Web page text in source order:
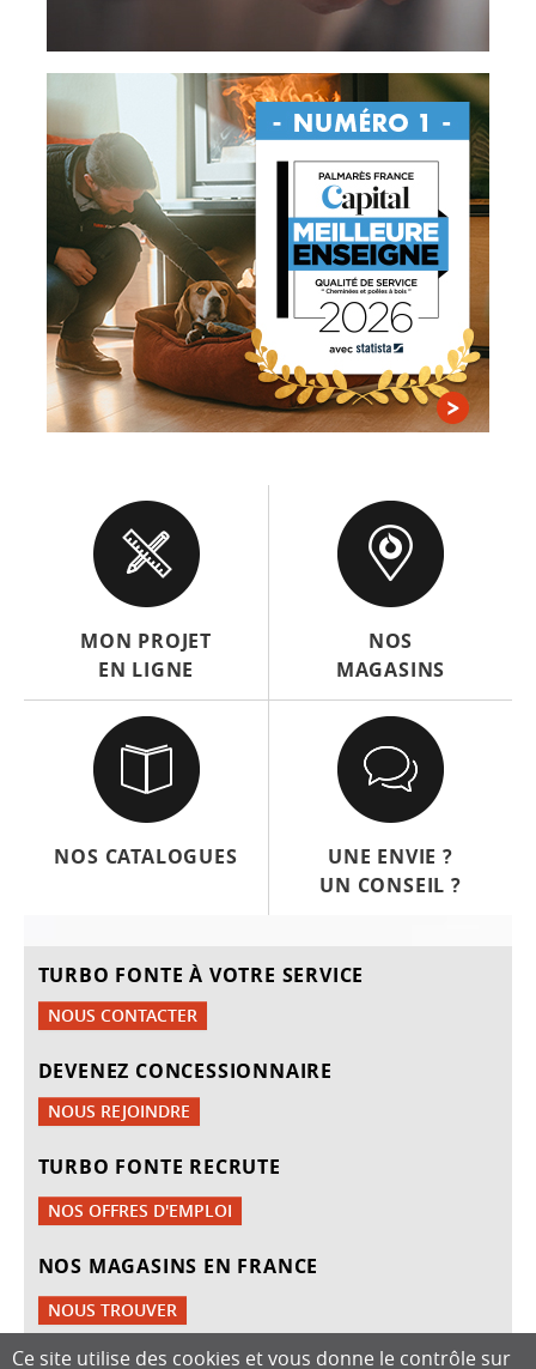
MON PROJET
EN LIGNE
NOS
MAGASINS
NOS CATALOGUES
UNE ENVIE ?
UN CONSEIL ?
TURBO FONTE À VOTRE SERVICE
NOUS CONTACTER
DEVENEZ CONCESSIONNAIRE
NOUS REJOINDRE
TURBO FONTE RECRUTE
NOS OFFRES D'EMPLOI
NOS MAGASINS EN FRANCE
NOUS TROUVER
Ce site utilise des cookies et vous donne le contrôle sur